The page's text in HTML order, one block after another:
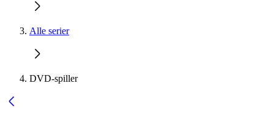
Alle serier
DVD-spiller